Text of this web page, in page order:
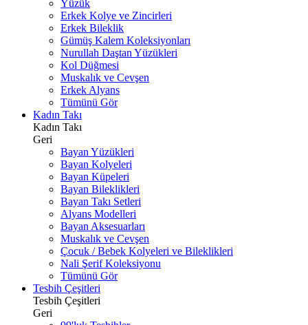
Yüzük
Erkek Kolye ve Zincirleri
Erkek Bileklik
Gümüş Kalem Koleksiyonları
Nurullah Daştan Yüzükleri
Kol Düğmesi
Muskalık ve Cevşen
Erkek Alyans
Tümünü Gör
Kadın Takı
Kadın Takı
Geri
Bayan Yüzükleri
Bayan Kolyeleri
Bayan Küpeleri
Bayan Bileklikleri
Bayan Takı Setleri
Alyans Modelleri
Bayan Aksesuarları
Muskalık ve Cevşen
Çocuk / Bebek Kolyeleri ve Bileklikleri
Nali Şerif Koleksiyonu
Tümünü Gör
Tesbih Çeşitleri
Tesbih Çeşitleri
Geri